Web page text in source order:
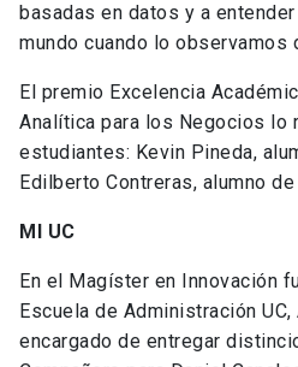
basadas en datos y a
mundo cuando lo observamos
El premio Excelencia
Analítica para los Negocios lo
estudiantes: Kevin Pineda,
Edilberto Contreras, alumno
MI UC
En el Magíster en Innovación
Escuela de Administración
encargado de entregar